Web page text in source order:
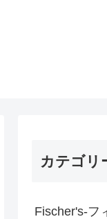
カテゴリ
Fischer's-フ